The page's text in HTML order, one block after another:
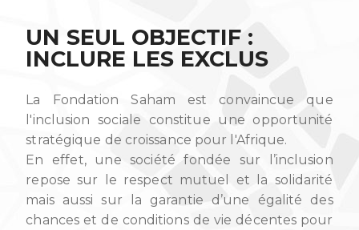
UN SEUL OBJECTIF :
INCLURE LES EXCLUS
La Fondation Saham est convaincue que
l'inclusion sociale constitue une opportunité
stratégique de croissance pour l'Afrique.
En effet, une société fondée sur l’inclusion
repose sur le respect mutuel et la solidarité
mais aussi sur la garantie d’une égalité des
chances et de conditions de vie décentes pour